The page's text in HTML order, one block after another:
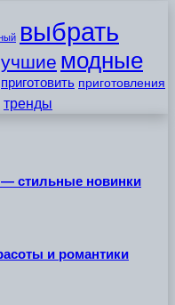
выбрать
модные
приготовить приготовления
тренды
стильные новинки
и романтики